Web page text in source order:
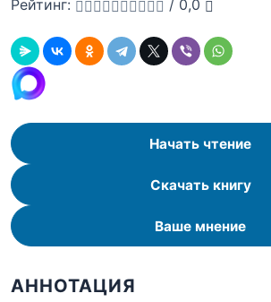
Рейтинг:
/ 0,0
Начать чтение
Скачать книгу
Ваше мнение
АННОТАЦИЯ